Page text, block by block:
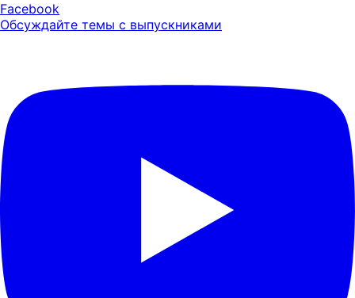
Facebook
Обсуждайте темы с выпускниками